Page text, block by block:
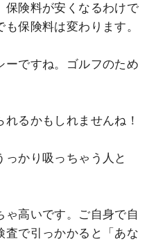
保険料が安くなるわけで
保険料は変わります。
ーですね。ゴルフのため
るかもしれませんね！
かり吸っちゃう人と
高いです。ご自身で自
査で引っかかると「あな